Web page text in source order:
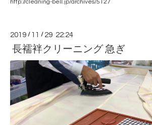
http://cleaning-bell.jp/archives/5127
2019 / 11 / 29 22:24
長襦袢クリーニング 急ぎ